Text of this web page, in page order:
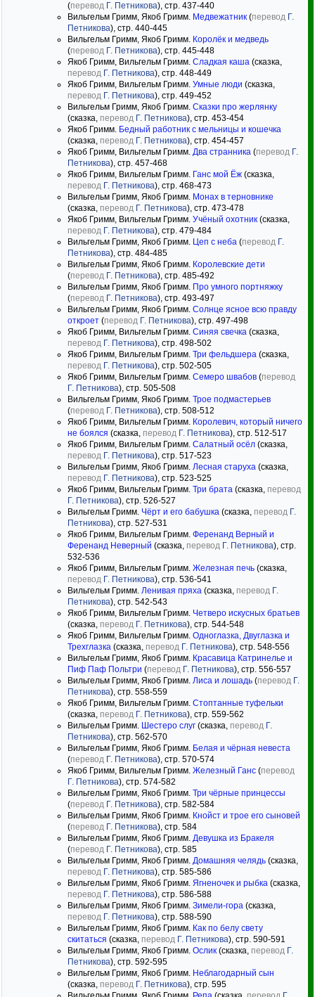
(перевод Г. Петникова), стр. 437-440
Вильгельм Гримм, Якоб Гримм. Медвежатник (перевод Г.
Петникова), стр. 440-445
Вильгельм Гримм, Якоб Гримм. Королёк и медведь
(перевод Г. Петникова), стр. 445-448
Якоб Гримм, Вильгельм Гримм. Сладкая каша (сказка,
перевод Г. Петникова), стр. 448-449
Якоб Гримм, Вильгельм Гримм. Умные люди (сказка,
перевод Г. Петникова), стр. 449-452
Вильгельм Гримм, Якоб Гримм. Сказки про жерлянку
(сказка, перевод Г. Петникова), стр. 453-454
Якоб Гримм. Бедный работник с мельницы и кошечка
(сказка, перевод Г. Петникова), стр. 454-457
Якоб Гримм, Вильгельм Гримм. Два странника (перевод Г.
Петникова), стр. 457-468
Якоб Гримм, Вильгельм Гримм. Ганс мой Ёж (сказка,
перевод Г. Петникова), стр. 468-473
Вильгельм Гримм, Якоб Гримм. Монах в терновнике
(сказка, перевод Г. Петникова), стр. 473-478
Якоб Гримм, Вильгельм Гримм. Учёный охотник (сказка,
перевод Г. Петникова), стр. 479-484
Вильгельм Гримм, Якоб Гримм. Цеп с неба (перевод Г.
Петникова), стр. 484-485
Вильгельм Гримм, Якоб Гримм. Королевские дети
(перевод Г. Петникова), стр. 485-492
Вильгельм Гримм, Якоб Гримм. Про умного портняжку
(перевод Г. Петникова), стр. 493-497
Вильгельм Гримм, Якоб Гримм. Солнце ясное всю правду
откроет (перевод Г. Петникова), стр. 497-498
Якоб Гримм, Вильгельм Гримм. Синяя свечка (сказка,
перевод Г. Петникова), стр. 498-502
Якоб Гримм, Вильгельм Гримм. Три фельдшера (сказка,
перевод Г. Петникова), стр. 502-505
Якоб Гримм, Вильгельм Гримм. Семеро швабов (перевод
Г. Петникова), стр. 505-508
Вильгельм Гримм, Якоб Гримм. Трое подмастерьев
(перевод Г. Петникова), стр. 508-512
Якоб Гримм, Вильгельм Гримм. Королевич, который ничего
не боялся (сказка, перевод Г. Петникова), стр. 512-517
Якоб Гримм, Вильгельм Гримм. Салатный осёл (сказка,
перевод Г. Петникова), стр. 517-523
Вильгельм Гримм, Якоб Гримм. Лесная старуха (сказка,
перевод Г. Петникова), стр. 523-525
Якоб Гримм, Вильгельм Гримм. Три брата (сказка, перевод
Г. Петникова), стр. 526-527
Вильгельм Гримм. Чёрт и его бабушка (сказка, перевод Г.
Петникова), стр. 527-531
Якоб Гримм, Вильгельм Гримм. Ференанд Верный и
Ференанд Неверный (сказка, перевод Г. Петникова), стр.
532-536
Якоб Гримм, Вильгельм Гримм. Железная печь (сказка,
перевод Г. Петникова), стр. 536-541
Вильгельм Гримм. Ленивая пряха (сказка, перевод Г.
Петникова), стр. 542-543
Якоб Гримм, Вильгельм Гримм. Четверо искусных братьев
(сказка, перевод Г. Петникова), стр. 544-548
Якоб Гримм, Вильгельм Гримм. Одноглазка, Двуглазка и
Трехглазка (сказка, перевод Г. Петникова), стр. 548-556
Вильгельм Гримм, Якоб Гримм. Красавица Катринелье и
Пиф Паф Польтри (перевод Г. Петникова), стр. 556-557
Вильгельм Гримм, Якоб Гримм. Лиса и лошадь (перевод Г.
Петникова), стр. 558-559
Якоб Гримм, Вильгельм Гримм. Стоптанные туфельки
(сказка, перевод Г. Петникова), стр. 559-562
Вильгельм Гримм. Шестеро слуг (сказка, перевод Г.
Петникова), стр. 562-570
Вильгельм Гримм, Якоб Гримм. Белая и чёрная невеста
(перевод Г. Петникова), стр. 570-574
Якоб Гримм, Вильгельм Гримм. Железный Ганс (перевод
Г. Петникова), стр. 574-582
Вильгельм Гримм, Якоб Гримм. Три чёрные принцессы
(перевод Г. Петникова), стр. 582-584
Вильгельм Гримм, Якоб Гримм. Кнойст и трое его сыновей
(перевод Г. Петникова), стр. 584
Вильгельм Гримм, Якоб Гримм. Девушка из Бракеля
(перевод Г. Петникова), стр. 585
Вильгельм Гримм, Якоб Гримм. Домашняя челядь (сказка,
перевод Г. Петникова), стр. 585-586
Вильгельм Гримм, Якоб Гримм. Ягненочек и рыбка (сказка,
перевод Г. Петникова), стр. 586-588
Вильгельм Гримм, Якоб Гримм. Зимели-гора (сказка,
перевод Г. Петникова), стр. 588-590
Вильгельм Гримм, Якоб Гримм. Как по белу свету
скитаться (сказка, перевод Г. Петникова), стр. 590-591
Вильгельм Гримм, Якоб Гримм. Ослик (сказка, перевод Г.
Петникова), стр. 592-595
Вильгельм Гримм, Якоб Гримм. Неблагодарный сын
(сказка, перевод Г. Петникова), стр. 595